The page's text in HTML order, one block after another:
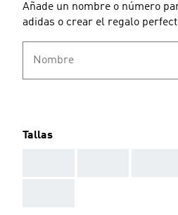
Añade un nombre o número
adidas o crear el regalo
Nombre
Tallas